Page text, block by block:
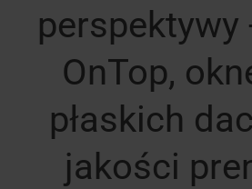
perspektywy
OnTop,
płaskich
jakości